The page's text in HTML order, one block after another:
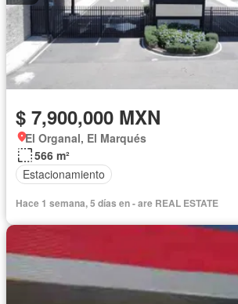
$ 7,900,000 MXN
El Organal, El Marqués
566 m²
Estacionamiento
Hace 1 semana, 5 días en - are REAL ESTATE